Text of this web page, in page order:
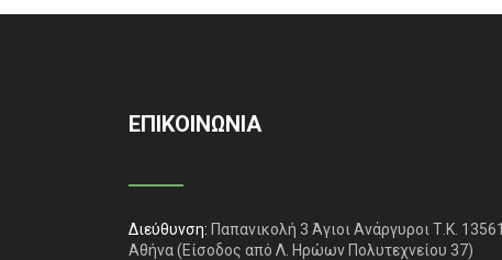
ΕΠΙΚΟΙΝΩΝΙΑ
Διεύθυνση: Παπανικολή 3 Άγιοι Ανάργυροι Τ.Κ. 13561
Αθήνα(Είσοδος από Λ. Ηρώων Πολυτεχνείου 37)